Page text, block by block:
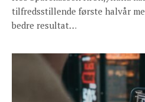
tilfredsstillende første halvår
bedre resultat…